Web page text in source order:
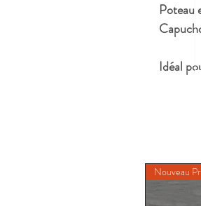
Poteau
Idéal
Nouveau